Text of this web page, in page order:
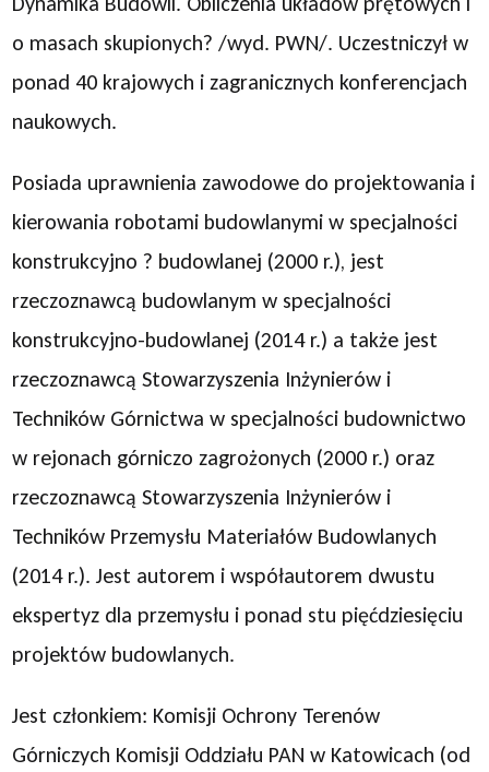
o masach skupionych? /wyd. PWN/. Uczestniczył w
ponad 40 krajowych i zagranicznych konferencjach
naukowych.
Posiada uprawnienia zawodowe do projektowania i
kierowania robotami budowlanymi w specjalności
konstrukcyjno ? budowlanej (2000 r.), jest
rzeczoznawcą budowlanym w specjalności
konstrukcyjno-budowlanej (2014 r.) a także jest
rzeczoznawcą Stowarzyszenia Inżynierów i
Techników Górnictwa w specjalności budownictwo
w rejonach górniczo zagrożonych (2000 r.) oraz
rzeczoznawcą Stowarzyszenia Inżynierów i
Techników Przemysłu Materiałów Budowlanych
(2014 r.). Jest autorem i współautorem dwustu
ekspertyz dla przemysłu i ponad stu pięćdziesięciu
projektów budowlanych.
Jest członkiem: Komisji Ochrony Terenów
Górniczych Komisji Oddziału PAN w Katowicach (od